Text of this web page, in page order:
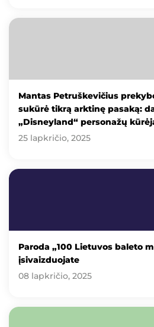
Mantas Petruškevičius
sukūrė tikrą arktinę pasaką:
„Disneyland“ personažų
25 lapkričio, 2025
Paroda „100 Lietuvos baleto
įsivaizduojate
08 lapkričio, 2025